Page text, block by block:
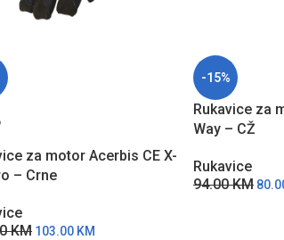
za motor Acerbis CE X-
– Crne
KM 103.00 KM
-15%
Rukavice za
Way – CŽ
Rukavice
94.00KM